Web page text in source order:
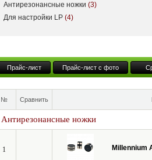
Антирезонансные ножки (3)
Для настройки LP (4)
Прайс-лист Прайс-лист с фото
№ Сравнить
Антирезонансные ножки
1 Millennium